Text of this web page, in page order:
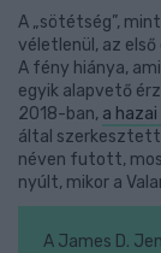
A „sötétség”,
véletlenül, az
A fény hiánya,
egyik alapvető
2018-ban, a
által szerkesztett
néven futott,
nyúlt, mikor a
A James D.